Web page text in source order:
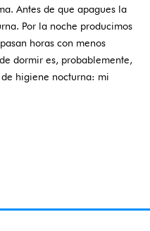
Antes de que apagues la
Por la noche producimos
horas con menos
dormir es, probablemente,
higiene nocturna: mi